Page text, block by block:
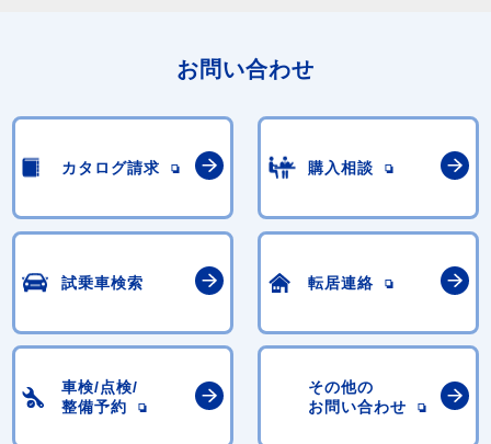
お問い合わせ
カタログ請求 購入相談
試乗車検索 転居連絡
車検/点検/
整備予約
その他の
お問い合わせ